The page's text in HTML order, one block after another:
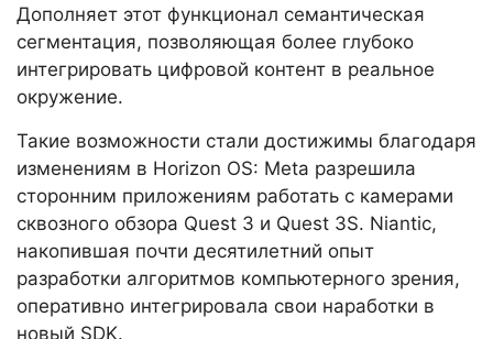
Дополняет этот функционал семантическая
сегментация, позволяющая более глубоко
интегрировать цифровой контент в реальное
окружение.
Такие возможности стали достижимы благодаря
изменениям в Horizon OS: Meta разрешила
сторонним приложениям работать с камерами
сквозного обзора Quest 3 и Quest 3S. Niantic,
накопившая почти десятилетний опыт
разработки алгоритмов компьютерного зрения,
оперативно интегрировала свои наработки в
новый SDK.